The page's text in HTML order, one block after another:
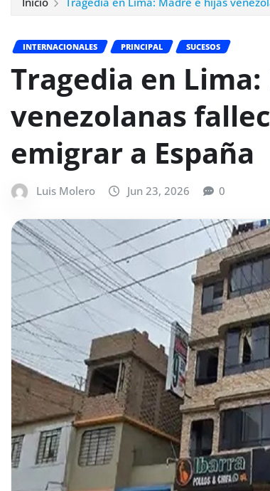
INTERNACIONALES PRINCIPAL SUCESOS
Tragedia en
venezolanas
emigrar a España
Luis Molero Jun 23, 2026 0